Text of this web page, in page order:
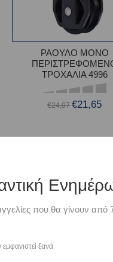
ΡΑΟΥΛΟ ΜΟΝΟ
ΤΡΟΧΑΛΙΑ 4996
€24,07 €21,65
που θα γίνουν από
ξανά